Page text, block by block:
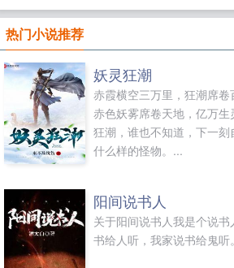
蹙，
板马
人》
景光
人生
妈！？
热门小说推荐
妖灵狂潮
赤霞横空三万里，狂潮席卷
赤色妖雾席卷天地，亿万生
狂潮，谁也不知道，下一刻
什么样的怪物。...
阳间说书人
关于阳间说书人我是个说
书给人听，我家说书给鬼听